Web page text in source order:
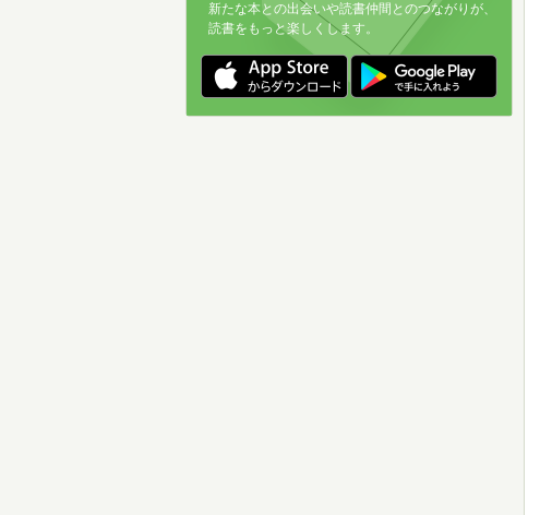
新たな本との出会いや読書仲間とのつながりが、
読書をもっと楽しくします。